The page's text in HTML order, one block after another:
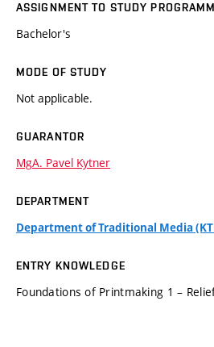
ASSIGNMENT TO STUDY
Bachelor's
MODE OF STUDY
Not applicable.
GUARANTOR
MgA. Pavel Kytner
DEPARTMENT
Department of Traditional Media
ENTRY KNOWLEDGE
Foundations of Printmaking 1 –